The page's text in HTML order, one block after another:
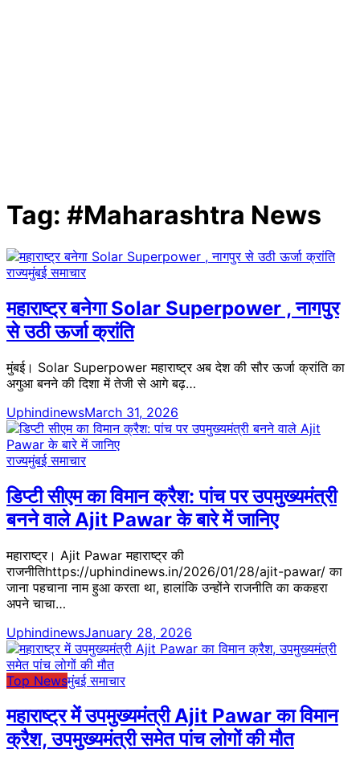
Tag: #Maharashtra News
राज्यमुंबई समाचार
महाराष्ट्र बनेगा Solar Superpower , नागपुर
से उठी ऊर्जा क्रांति
मुंबई। Solar Superpower महाराष्ट्र अब देश की सौर ऊर्जा क्रांति का
अगुआ बनने की दिशा में तेजी से आगे बढ़…
UphindinewsMarch 31, 2026
राज्यमुंबई समाचार
डिप्टी सीएम का विमान क्रैश: पांच पर उपमुख्यमंत्री
बनने वाले Ajit Pawar के बारे में जानिए
महाराष्ट्र। Ajit Pawar महाराष्ट्र की
राजनीतिhttps://uphindinews.in/2026/01/28/ajit-pawar/ का
जाना पहचाना नाम हुआ करता था, हालांकि उन्होंने राजनीति का ककहरा
अपने चाचा…
UphindinewsJanuary 28, 2026
Top Newsमुंबई समाचार
महाराष्ट्र में उपमुख्यमंत्री Ajit Pawar का विमान
क्रैश, उपमुख्यमंत्री समेत पांच लोगों की मौत